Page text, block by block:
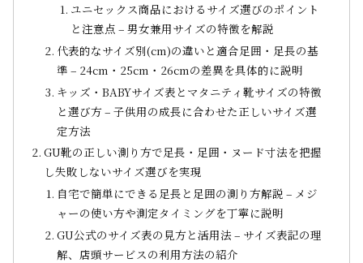
ユニセックス商品におけるサイズ選びのポイント
と注意点 – 男女兼用サイズの特徴を解説
代表的なサイズ別(cm)の違いと適合足囲・足長の基
準 – 24cm・25cm・26cmの差異を具体的に説明
キッズ・BABYサイズ表とマタニティ靴サイズの特徴
と選び方 – 子供用の成長に合わせた正しいサイズ選
定方法
GU靴の正しい測り方で足長・足囲・ヌード寸法を把握
し失敗しないサイズ選びを実現
自宅で簡単にできる足長と足囲の測り方解説 – メジ
ャーの使い方や測定タイミングを丁寧に説明
GU公式のサイズ表の見方と活用法 – サイズ表記の理
解、店頭サービスの利用方法の紹介